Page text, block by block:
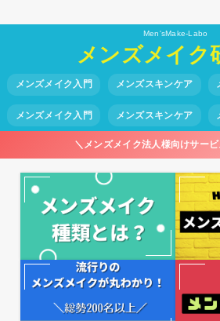
Men'sMake-Labo
メンズメイク
メンズメイク入門 メンズスキンケア
メンズメイク入門 メンズスキンケア
＼メンズメイク法人様向けサー